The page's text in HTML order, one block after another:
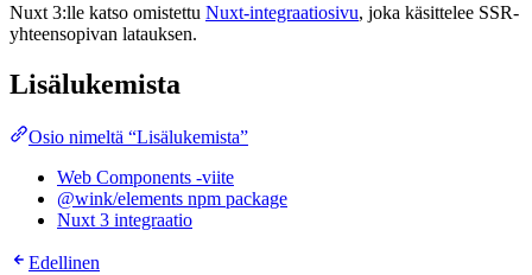
Nuxt 3:lle katso omistettu Nuxt-integraatiosivu, joka käsittelee SSR-
yhteensopivan latauksen.
Lisälukemista
Osio nimeltä “Lisälukemista”
Web Components -viite
@wink/elements npm package
Nuxt 3 integraatio
Edellinen